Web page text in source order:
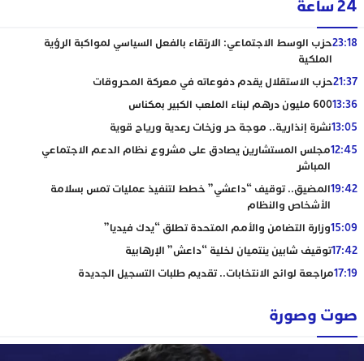
24 ساعة
23:18حزب الوسط الاجتماعي: الارتقاء بالفعل السياسي لمواكبة الرؤية
الملكية
21:37حزب الاستقلال يقدم دفوعاته في معركة المحروقات
13:36600 مليون درهم لبناء الملعب الكبير بمكناس
13:05نشرة إنذارية.. موجة حر وزخات رعدية ورياح قوية
12:45مجلس المستشارين يصادق على مشروع نظام الدعم الاجتماعي
المباشر
19:42المضيق.. توقيف “داعشي” خطط لتنفيذ عمليات تمس بسلامة
الأشخاص والنظام
15:09وزارة التضامن والأمم المتحدة تطلق “يدك فيديا”
17:42توقيف شابين ينتميان لخلية “داعش” الإرهابية
17:19مراجعة لوائح الانتخابات.. تقديم طلبات التسجيل الجديدة
صوت وصورة